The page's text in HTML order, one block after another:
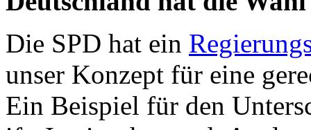
Die SPD hat ein
unser Konzept für eine
Ein Beispiel für den